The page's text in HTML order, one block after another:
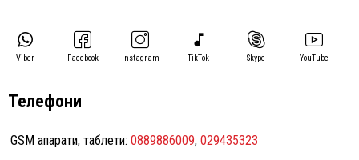
Viber Facebook Instagram TikTok Skype YouTube
Телефони
GSM апарати, таблети: 0889886009, 029435323